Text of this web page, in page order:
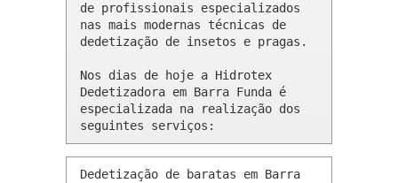
de profissionais especializados
nas mais modernas técnicas de
dedetização de insetos e pragas.
Nos dias de hoje a Hidrotex
Dedetizadora em Barra Funda é
especializada na realização dos
seguintes serviços:
Dedetização de baratas em Barra